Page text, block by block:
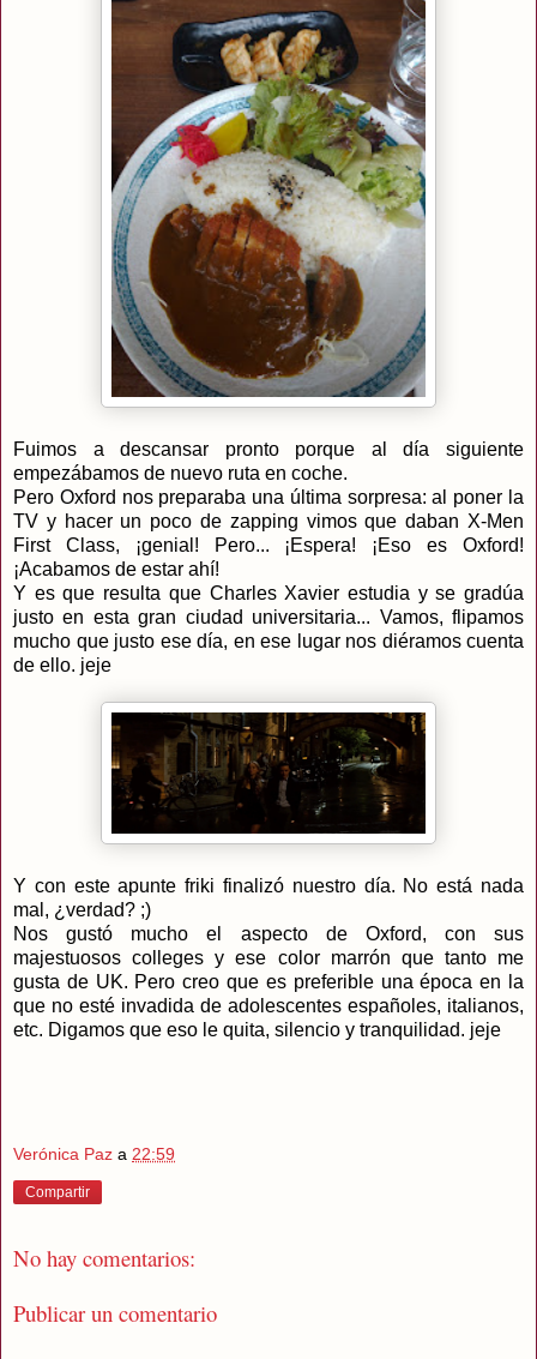
Fuimos a descansar pronto porque al día siguiente
empezábamos de nuevo ruta en coche.
Pero Oxford nos preparaba una última sorpresa: al poner la
TV y hacer un poco de zapping vimos que daban X-Men
First Class, ¡genial! Pero... ¡Espera! ¡Eso es Oxford!
¡Acabamos de estar ahí!
Y es que resulta que Charles Xavier estudia y se gradúa
justo en esta gran ciudad universitaria... Vamos, flipamos
mucho que justo ese día, en ese lugar nos diéramos cuenta
de ello. jeje
Y con este apunte friki finalizó nuestro día. No está nada
mal, ¿verdad? ;)
Nos gustó mucho el aspecto de Oxford, con sus
majestuosos colleges y ese color marrón que tanto me
gusta de UK. Pero creo que es preferible una época en la
que no esté invadida de adolescentes españoles, italianos,
etc. Digamos que eso le quita, silencio y tranquilidad. jeje
Verónica Paz a 22:59
Compartir
No hay comentarios:
Publicar un comentario